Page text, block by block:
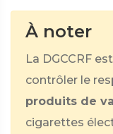
À noter
La DGCCRF
contrôler le
produits de
cigarettes